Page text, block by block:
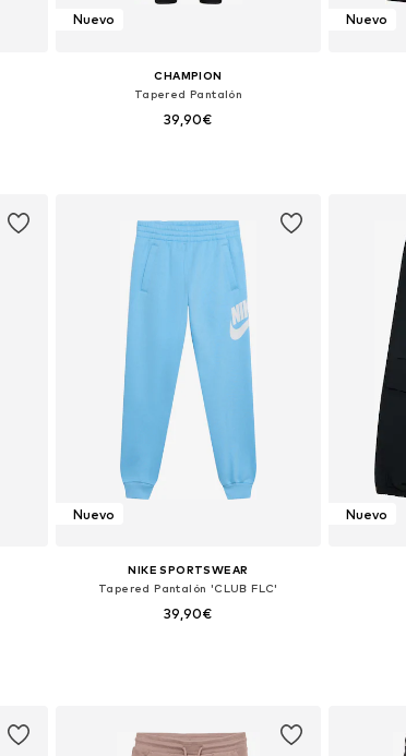
Nuevo
CHAMPION
Tapered Pantalón
39,90€
Nuevo
Nuevo
NIKE SPORTSWEAR
Tapered Pantalón 'CLUB FLC'
39,90€
Nuevo